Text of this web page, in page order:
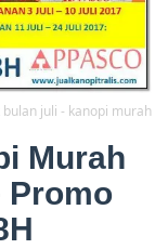
juli - kanopi murah
Murah
Promo